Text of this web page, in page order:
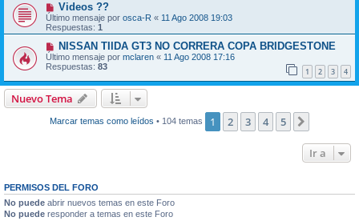
Videos ??
Último mensaje por osca-R « 11 Ago 2008 19:03
Respuestas: 1
NISSAN TIIDA GT3 NO CORRERA COPA BRIDGESTONE
Último mensaje por mclaren « 11 Ago 2008 17:16
Respuestas: 83 1 2 3 4
Nuevo Tema
Marcar temas como leídos • 104 temas 1 2 3 4 5
Ir a
PERMISOS DEL FORO
No puede abrir nuevos temas en este Foro
No puede responder a temas en este Foro